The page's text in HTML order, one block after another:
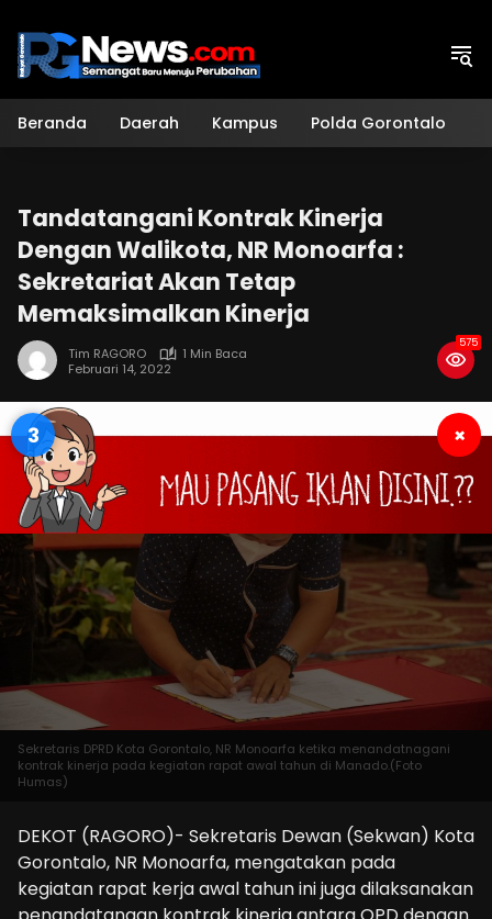
konten
Beranda Daerah Kampus Polda Gorontalo
Tandatangani Kontrak Kinerja
Dengan Walikota, NR Monoarfa :
Sekretariat Akan Tetap
Memaksimalkan Kinerja
Tim RAGORO
1 Min Baca
Februari 14, 2022
575
2 ×
Sekretaris DPRD Kota Gorontalo, NR Monoarfa ketika menandatnagani
kontrak kinerja pada kegiatan rapat awal tahun di Manado.(Foto
Humas)
DEKOT (RAGORO)- Sekretaris Dewan (Sekwan) Kota
Gorontalo, NR Monoarfa, mengatakan pada
kegiatan rapat kerja awal tahun ini juga dilaksanakan